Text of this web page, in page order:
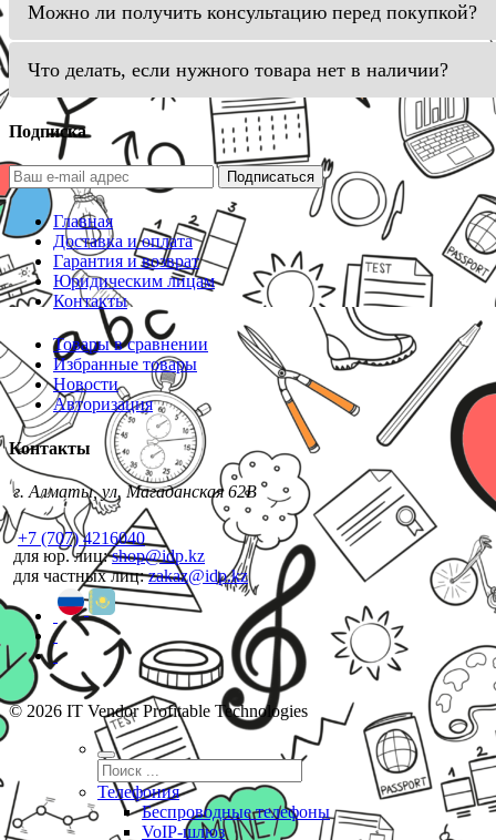
Можно ли получить консультацию перед покупкой?
Что делать, если нужного товара нет в наличии?
Подписка
Подписаться
Главная
Доставка и оплата
Гарантия и возврат
Юридическим лицам
Контакты
Товары в сравнении
Избранные товары
Новости
Авторизация
Контакты
г. Алматы, ул. Магаданская 62В
+7 (707) 4216040
для юр. лиц:shop@idp.kz
для частных лиц:zakaz@idp.kz
© 2026 IT Vendor Profitable Technologies
Телефония
Беспроводные телефоны
VoIP-шлюз